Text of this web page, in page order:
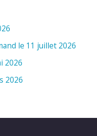
le 11 juillet 2026
2026
2026